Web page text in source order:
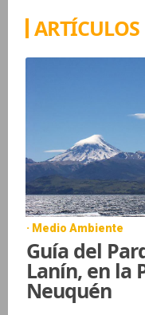
· Medio Ambiente
Guía del
Lanín, en la
Neuquén